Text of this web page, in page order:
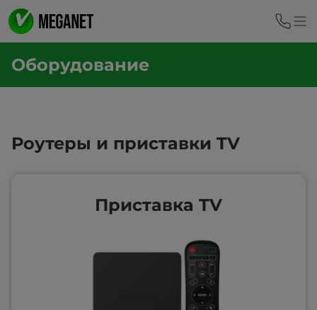
Оборудование
Роутеры и приставки TV
Приставка TV